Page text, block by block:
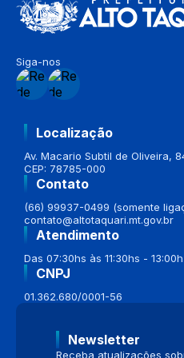
Siga-nos
Localização
Av. Macario Subtil de Oliveira,
CEP: 78785-000
Contato
(66) 99937-0499 (somente
contato@altotaquari.mt.gov.br
Atendimento
Das 07:30hs às 11:30hs -
CNPJ
01.362.680/0001-56
Newsletter
Receba atualizações